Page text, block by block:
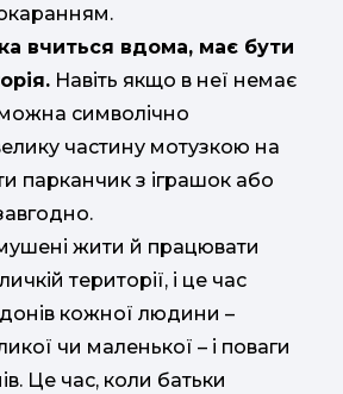
вчиться вдома, має бути
Навіть якщо в неї немає
можна символічно
частину мотузкою на
парканчик з іграшок або
жити й працювати
території, і це час
кожної людини –
чи маленької – і поваги
Це час, коли батьки